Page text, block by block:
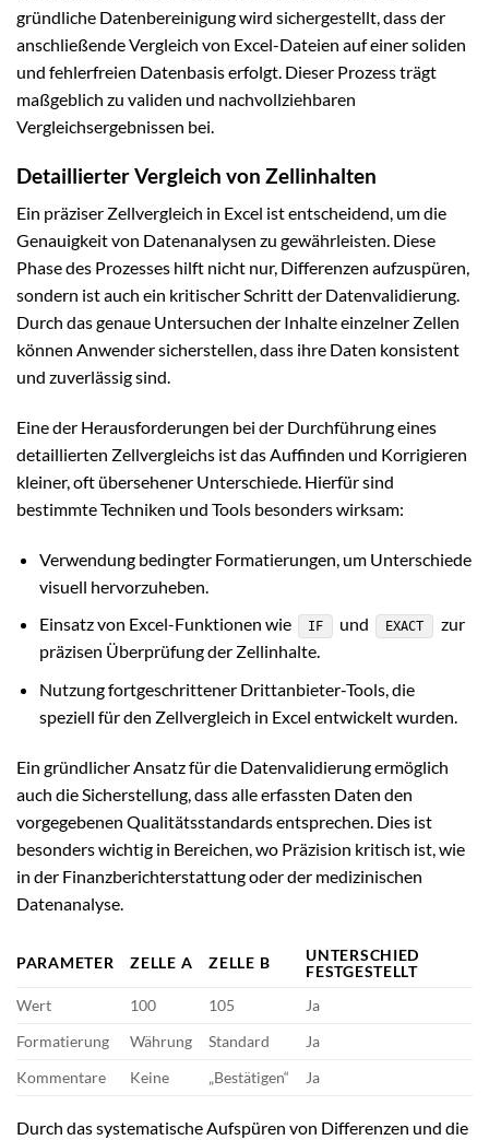
gründliche Datenbereinigung wird sichergestellt, dass der
anschließende Vergleich von Excel-Dateien auf einer soliden
und fehlerfreien Datenbasis erfolgt. Dieser Prozess trägt
maßgeblich zu validen und nachvollziehbaren
Vergleichsergebnissen bei.
Detaillierter Vergleich von Zellinhalten
Ein präziser Zellvergleich in Excel ist entscheidend, um die
Genauigkeit von Datenanalysen zu gewährleisten. Diese
Phase des Prozesses hilft nicht nur, Differenzen aufzuspüren,
sondern ist auch ein kritischer Schritt der Datenvalidierung.
Durch das genaue Untersuchen der Inhalte einzelner Zellen
können Anwender sicherstellen, dass ihre Daten konsistent
und zuverlässig sind.
Eine der Herausforderungen bei der Durchführung eines
detaillierten Zellvergleichs ist das Auffinden und Korrigieren
kleiner, oft übersehener Unterschiede. Hierfür sind
bestimmte Techniken und Tools besonders wirksam:
Verwendung bedingter Formatierungen, um Unterschiede
visuell hervorzuheben.
Einsatz von Excel-Funktionen wie
IF und EXACT
zur
präzisen Überprüfung der Zellinhalte.
Nutzung fortgeschrittener Drittanbieter-Tools, die
speziell für den Zellvergleich in Excel entwickelt wurden.
Ein gründlicher Ansatz für die Datenvalidierung ermöglich
auch die Sicherstellung, dass alle erfassten Daten den
vorgegebenen Qualitätsstandards entsprechen. Dies ist
besonders wichtig in Bereichen, wo Präzision kritisch ist, wie
in der Finanzberichterstattung oder der medizinischen
Datenanalyse.
PARAMETER ZELLE A ZELLE B
UNTERSCHIED
FESTGESTELLT
Wert
100 105
Ja
Formatierung
Währung Standard
Ja
Kommentare
Keine „Bestätigen“ Ja
Durch das systematische Aufspüren von Differenzen und die